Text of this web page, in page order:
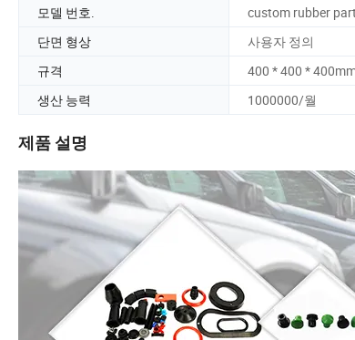
모델 번호. custom rubber
단면 형상
사용자 정의
규격
400 * 400 *
생산 능력
1000000/월
제품 설명